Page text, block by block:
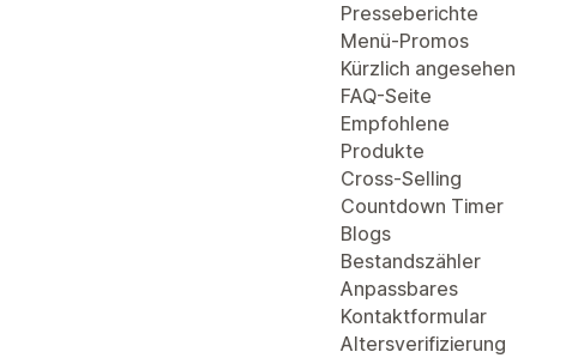
Presseberichte
Menü-Promos
Kürzlich angesehen
FAQ-Seite
Empfohlene
Produkte
Cross-Selling
Countdown Timer
Blogs
Bestandszähler
Anpassbares
Kontaktformular
Altersverifizierung